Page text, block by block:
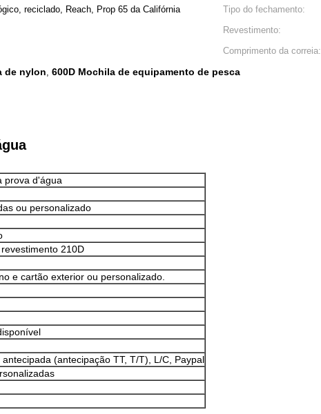
reciclado, Reach, Prop 65 da Califórnia Tipo do fechamento:
Revestimento:
Comprimento da correia:
de nylon, 600D Mochila de equipamento de pesca
prova d'água
ou personalizado
210D
e cartão exterior ou personalizado.
(antecipação TT, T/T), L/C, Paypal